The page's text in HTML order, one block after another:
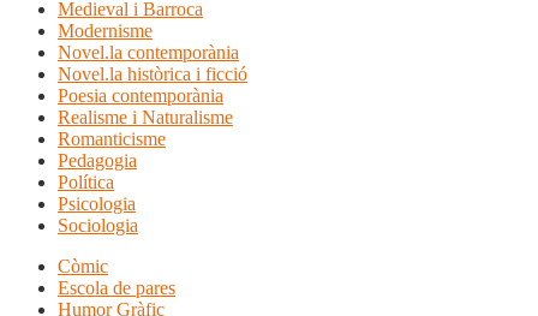
Medieval i Barroca
Modernisme
Novel.la contemporània
Novel.la històrica i ficció
Poesia contemporània
Realisme i Naturalisme
Romanticisme
Pedagogia
Política
Psicologia
Sociologia
Còmic
Escola de pares
Humor Gràfic